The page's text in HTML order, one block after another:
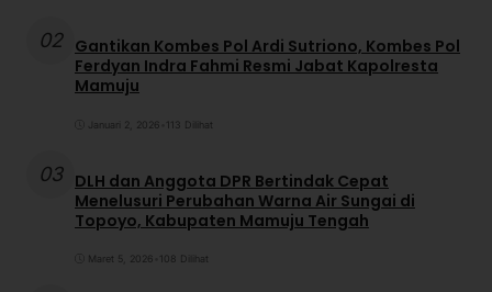
02 Gantikan Kombes Pol Ardi Sutriono, Kombes Pol
Ferdyan Indra Fahmi Resmi Jabat Kapolresta
Mamuju
Januari 2, 2026 113 Dilihat
03 DLH dan Anggota DPR Bertindak Cepat
Menelusuri Perubahan Warna Air Sungai di
Topoyo, Kabupaten Mamuju Tengah
Maret 5, 2026 108 Dilihat